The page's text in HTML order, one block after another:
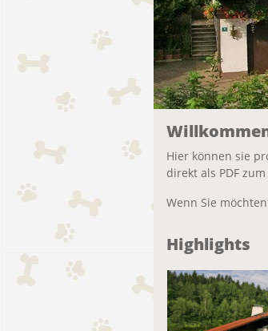
Hier können sie
direkt als PDF
Wenn Sie
Highlights